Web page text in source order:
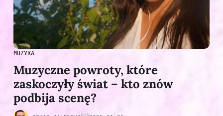
MUZYKA
Muzyczne powroty, które
zaskoczyły świat – kto znów
podbija scenę?